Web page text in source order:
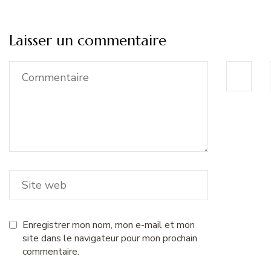
Laisser un commentaire
Enregistrer mon nom, mon e-mail et mon
site dans le navigateur pour mon prochain
commentaire.